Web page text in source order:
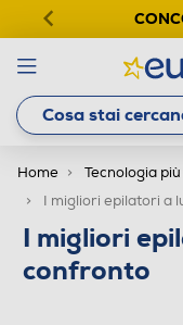
Home Tecnologia
I migliori epilatori a
I migliori
confronto